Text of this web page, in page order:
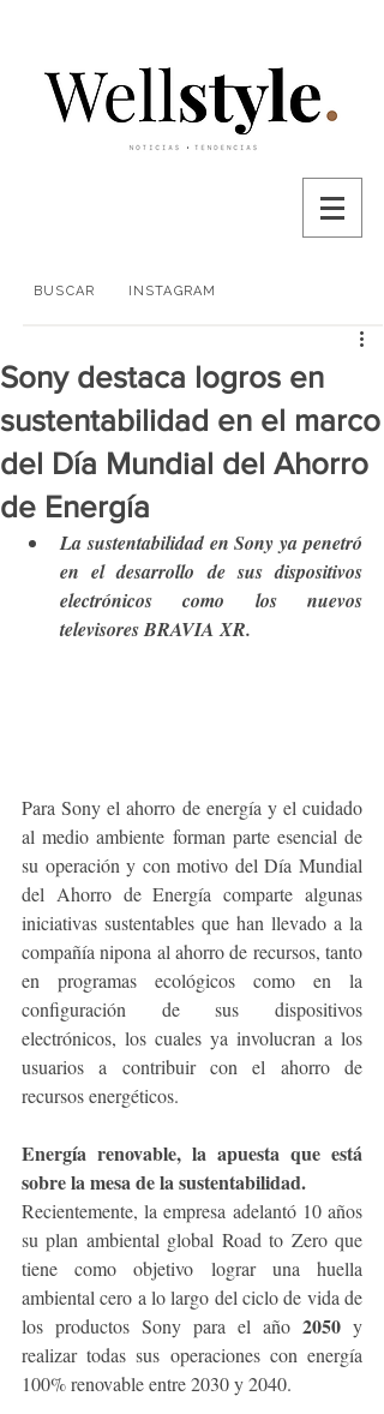
BUSCAR INSTAGRAM
Sony destaca logros en
sustentabilidad en el marco
del Día Mundial del Ahorro
de Energía
La sustentabilidad en Sony ya penetró
en el desarrollo de sus dispositivos
electrónicos como los nuevos
televisores BRAVIA XR.
Para Sony el ahorro de energía y el cuidado
al medio ambiente forman parte esencial de
su operación y con motivo del Día Mundial
del Ahorro de Energía comparte algunas
iniciativas sustentables que han llevado a la
compañía nipona al ahorro de recursos, tanto
en programas ecológicos como en la
configuración de sus dispositivos
electrónicos, los cuales ya involucran a los
usuarios a contribuir con el ahorro de
recursos energéticos.
Energía renovable, la apuesta que está
sobre la mesa de la sustentabilidad.
Recientemente, la empresa adelantó 10 años
su plan ambiental global Road to Zero que
tiene como objetivo lograr una huella
ambiental cero a lo largo del ciclo de vida de
los productos Sony para el año 2050 y
realizar todas sus operaciones con energía
100% renovable entre 2030 y 2040.